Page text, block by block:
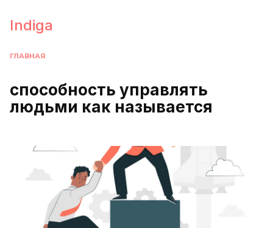
содержанию
Indiga
ГЛАВНАЯ
способность управлять
людьми как называется